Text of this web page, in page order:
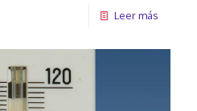
Leer más